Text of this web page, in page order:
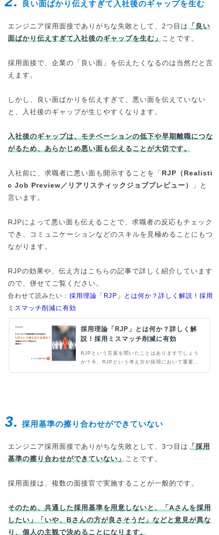
良い面ばかり伝えすぎて入社後のギャップを生む
エンジニア採用面接でありがちな失敗として、2つ目は「良い
面ばかり伝えすぎて入社後のギャップを生む」ことです。
採用面接で、企業の「良い面」を伝えたくなるのは当然だと言
えます。
しかし、良い面ばかりを伝えすぎて、悪い面を伝えていない
と、入社後のギャップが生じやすくなります。
入社後のギャップは、モチベーションの低下や早期離職につな
がるため、あらかじめ悪い面も伝えることが大切です。
入社前に、求職者に悪い面も開示することを「 RJP（Realisti
c Job Preview／リアリスティックジョブプレビュー）
」と
言います。
RJPによって悪い面も伝えることで、求職者の反応もチェック
でき、コミュニケーションなどのスキルを見極めることにもつ
ながります。
RJPの効果や、伝え方はこちらの記事で詳しく紹介しています
ので、併せてご覧ください。
合わせて読みたい： 採用理論「RJP」とは何か？詳しく解説！採用
ミスマッチ削減に有効
採用理論「RJP」とは何か？詳しく解
説！採用ミスマッチ削減に有効
RJPという言葉を聞いたことはありますでしょう
か？今、RJPという考え方が採用において重要と
3. 採用基準の擦り合わせができていない
エンジニア採用面接でありがちな失敗として、3つ目は「採用
基準の擦り合わせができていない」ことです。
採用面接は、複数の面接官で実施することが一般的です。
そのため、共通した採用基準を用意しないと、「Aさんを採用
したい」「いや、Bさんの方が良さそうだ」などと意見が異な
り、個人の主観で決めることになります。